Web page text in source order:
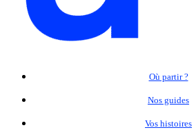
Où partir ?
Nos guides
Vos histoires